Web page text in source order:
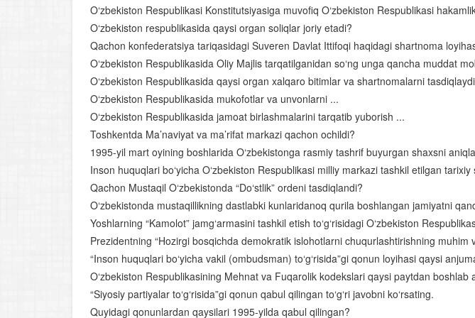
O‘zbekiston tarkibida suveren
O‘zbekiston taraqqiyotining
Iqtisodiy islohotlar. Bozor
O‘zbekistonda ta’lim va madaniyat
O‘zbekistonni xalqaro
O‘zbekiston Respublikasi Konstitutsiyasiga muvofiq O‘zbekiston Respublikasi
O‘zbekiston respublikasida qaysi organ soliqlar joriy etadi?
Qachon konfederatsiya tariqasidagi Suveren Davlat Ittifoqi haqidagi shartnoma
O‘zbekiston Respublikasida Oliy Majlis tarqatilganidan so‘ng unga qancha muddat
O‘zbekiston Respublikasida qaysi organ xalqaro bitimlar va shartnomalarni
O‘zbekiston Respublikasida mukofotlar va unvonlarni ...
O‘zbekiston Respublikasida jamoat birlashmalarini tarqatib yuborish ...
Toshkentda Ma’naviyat va ma’rifat markazi qachon ochildi?
1995-yil mart oyining boshlarida O‘zbekistonga rasmiy tashrif buyurgan shaxsni
Inson huquqlari bo‘yicha O‘zbekiston Respublikasi milliy markazi tashkil etilgan
Qachon Mustaqil O‘zbekistonda “Do‘stlik” ordeni tasdiqlandi?
O‘zbekistonda mustaqillikning dastlabki kunlaridanoq qurila boshlangan jamiyatni
Yoshlarning “Kamolot” jamg‘armasini tashkil etish to‘g‘risidagi O‘zbekiston
Prezidentning “Hozirgi bosqichda demokratik islohotlarni chuqurlashtirishning
“Inson huquqlari bo‘yicha vakil (ombudsman) to‘g‘risida”gi qonun loyihasi qaysi
O‘zbekiston Respublikasining Mehnat va Fuqarolik kodekslari qaysi paytdan boshlab
“Siyosiy partiyalar to‘g‘risida”gi qonun qabul qilingan to‘g‘ri javobni ko‘rsating.
Quyidagi qonunlardan qaysilari 1995-yilda qabul qilingan?